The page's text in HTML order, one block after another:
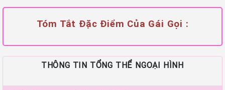
Tóm Tắt Đặc Điểm Của Gái Gọi :
THÔNG TIN TỔNG THỂ NGOẠI HÌNH